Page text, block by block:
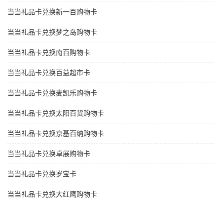
当当礼品卡兑换新一百购物卡
当当礼品卡兑换梦之岛购物卡
当当礼品卡兑换南百购物卡
当当礼品卡兑换百益超市卡
当当礼品卡兑换麦凯乐购物卡
当当礼品卡兑换太阳百货购物卡
当当礼品卡兑换京基百纳购物卡
当当礼品卡兑换卓展购物卡
当当礼品卡兑换岁宝卡
当当礼品卡兑换大红鹰购物卡